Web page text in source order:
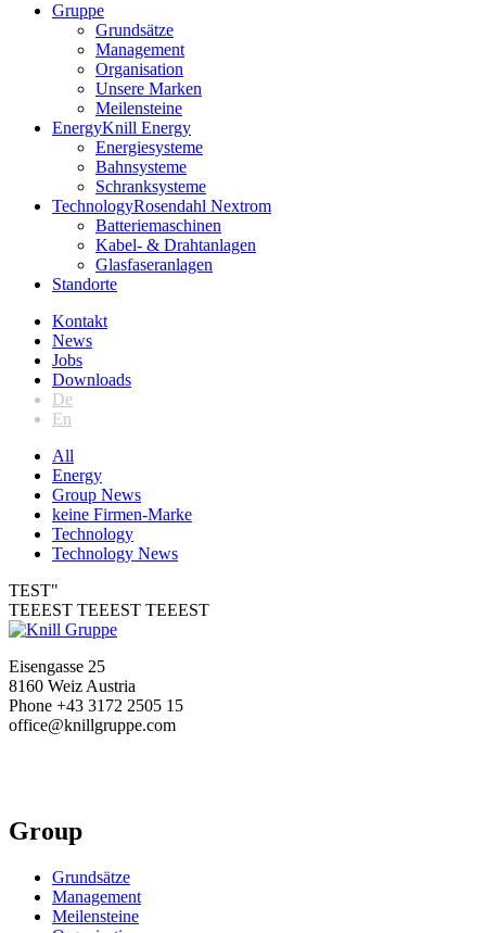
Gruppe
Grundsätze
Management
Organisation
Unsere Marken
Meilensteine
EnergyKnill Energy
Energiesysteme
Bahnsysteme
Schranksysteme
TechnologyRosendahl Nextrom
Batteriemaschinen
Kabel- & Drahtanlagen
Glasfaseranlagen
Standorte
Kontakt
News
Jobs
Downloads
De
En
All
Energy
Group News
keine Firmen-Marke
Technology
Technology News
TEST"
TEEEST TEEEST TEEEST
Eisengasse 25
8160 Weiz Austria
Phone +43 3172 2505 15
office@knillgruppe.com
Group
Grundsätze
Management
Meilensteine